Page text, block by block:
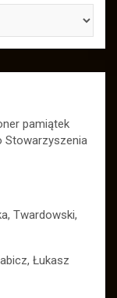
pamiątek
Stowarzyszenia
Twardowski,
Łukasz